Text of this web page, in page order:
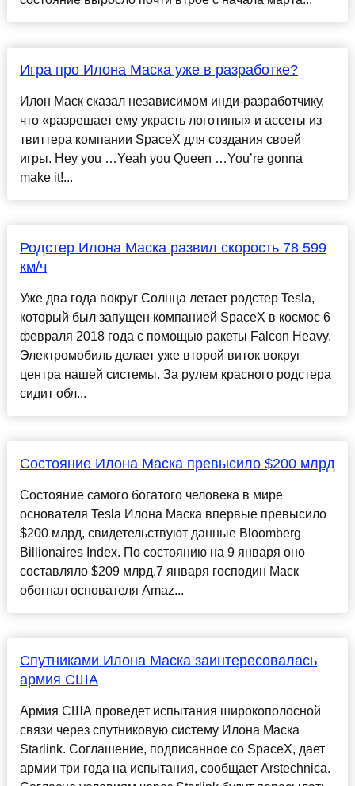
Игра про Илона Маска уже в разработке?
Илон Маск сказал независимом инди-разработчику,
что «разрешает ему украсть логотипы» и ассеты из
твиттера компании SpaceX для создания своей
игры. Hey you …Yeah you Queen …You’re gonna
make it!...
Родстер Илона Маска развил скорость 78 599
км/ч
Уже два года вокруг Солнца летает родстер Tesla,
который был запущен компанией SpaceX в космос 6
февраля 2018 года с помощью ракеты Falcon Heavy.
Электромобиль делает уже второй виток вокруг
центра нашей системы. За рулем красного родстера
сидит обл...
Состояние Илона Маска превысило $200 млрд
Состояние самого богатого человека в мире
основателя Tesla Илона Маска впервые превысило
$200 млрд, свидетельствуют данные Bloomberg
Billionaires Index. По состоянию на 9 января оно
составляло $209 млрд.7 января господин Маск
обогнал основателя Amaz...
Спутниками Илона Маска заинтересовалась
армия США
Армия США проведет испытания широкополосной
связи через спутниковую систему Илона Маска
Starlink. Соглашение, подписанное со SpaceX, дает
армии три года на испытания, сообщает Arstechnica.